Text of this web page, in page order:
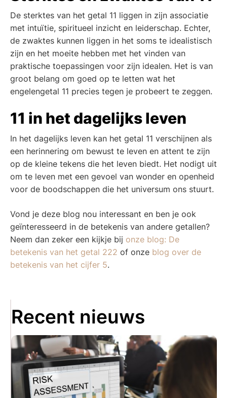
De sterktes van het getal 11 liggen in zijn associatie
met intuïtie, spiritueel inzicht en leiderschap. Echter,
de zwaktes kunnen liggen in het soms te idealistisch
zijn en het moeite hebben met het vinden van
praktische toepassingen voor zijn idealen. Het is van
groot belang om goed op te letten wat het
engelengetal 11 precies tegen je probeert te zeggen.
11 in het dagelijks leven
In het dagelijks leven kan het getal 11 verschijnen als
een herinnering om bewust te leven en attent te zijn
op de kleine tekens die het leven biedt. Het nodigt uit
om te leven met een gevoel van wonder en openheid
voor de boodschappen die het universum ons stuurt.
Vond je deze blog nou interessant en ben je ook
geïnteresseerd in de betekenis van andere getallen?
Neem dan zeker een kijkje bij onze blog: De
betekenis van het getal 222 of onze blog over de
betekenis van het cijfer 5.
Recent nieuws